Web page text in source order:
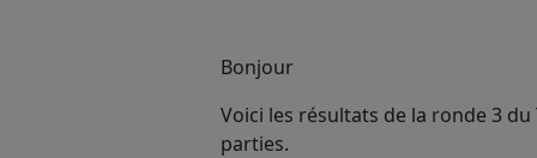
Bonjour
Voici les résultats de la ronde 3
parties.